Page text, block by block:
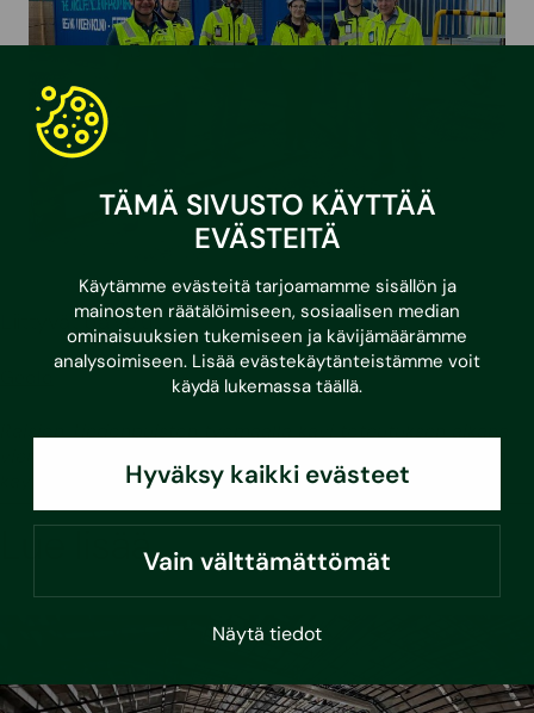
TÄMÄ SIVUSTO KÄYTTÄÄ
EVÄSTEITÄ
Käytämme evästeitä tarjoamamme sisällön ja
mainosten räätälöimiseen, sosiaalisen median
ominaisuuksien tukemiseen ja kävijämäärämme
analysoimiseen. Lisää evästekäytänteistämme voit
käydä lukemassa täällä.
Hyväksy kaikki evästeet
Vain välttämättömät
Näytä tiedot
Liittyvät palvelut
Lue lisää